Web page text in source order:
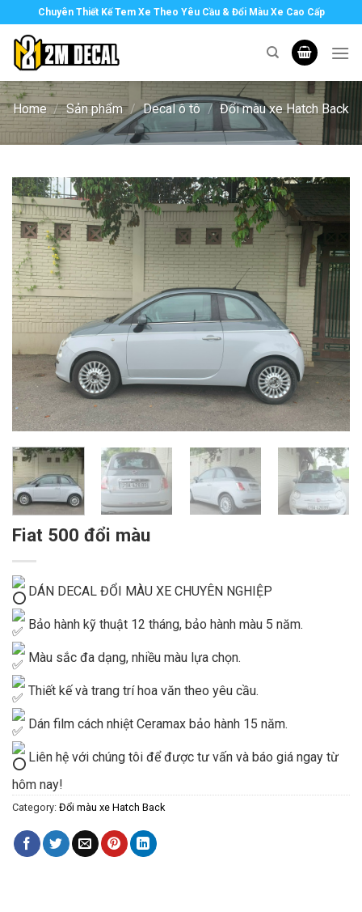
to
content
Chuyên Thiết Kế Tem Xe Theo Yêu Cầu & Đổi Màu Xe Cao Cấp
Home / Sản phẩm / Decal ô tô / Đổi màu xe Hatch Back
Fiat 500 đổi màu
DÁN DECAL ĐỔI MÀU XE CHUYÊN NGHIỆP
Bảo hành kỹ thuật 12 tháng, bảo hành màu 5 năm.
Màu sắc đa dạng, nhiều màu lựa chọn.
Thiết kế và trang trí hoa văn theo yêu cầu.
Dán film cách nhiệt Ceramax bảo hành 15 năm.
Liên hệ với chúng tôi để được tư vấn và báo giá ngay từ
hôm nay!
Category: Đổi màu xe Hatch Back